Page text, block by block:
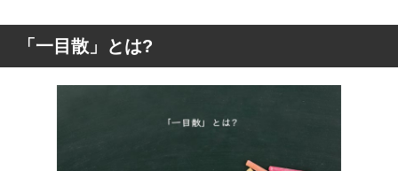
「一目散」の表現の使い方
「一目散」とは?